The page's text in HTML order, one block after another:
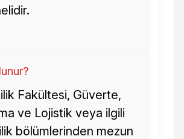
Fakültesi, Güverte,
ve Lojistik veya ilgili
bölümlerinden mezun